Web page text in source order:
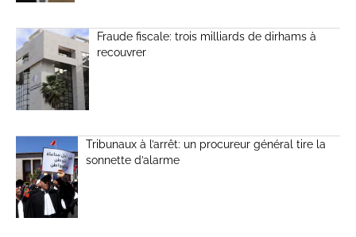
Fraude fiscale: trois milliards de dirhams à
recouvrer
Tribunaux à l’arrêt: un procureur général tire la
sonnette d’alarme